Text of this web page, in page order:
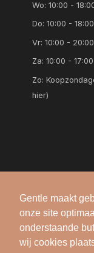
Gentle maakt
onze site
onderstaande
wij cookies
Wo: 10:00 -
Do: 10:00 - 18:00
Vr: 10:00 - 20:00
Za: 10:00 - 17:00
Zo:
hier)